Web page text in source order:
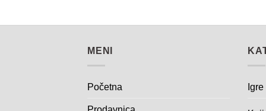
MENI
Početna Igre